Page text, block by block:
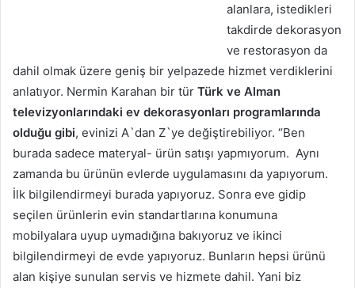
alanlara, istedikleri
takdirde dekorasyon
ve restorasyon da
dahil olmak üzere geniş bir yelpazede hizmet verdiklerini
anlatıyor. Nermin Karahan bir tür Türk ve Alman
televizyonlarındaki ev dekorasyonları programlarında
olduğu gibi, evinizi A`dan Z`ye değiştirebiliyor. “Ben
burada sadece materyal- ürün satışı yapmıyorum. Aynı
zamanda bu ürünün evlerde uygulamasını da yapıyorum.
İlk bilgilendirmeyi burada yapıyoruz. Sonra eve gidip
seçilen ürünlerin evin standartlarına konumuna
mobilyalara uyup uymadığına bakıyoruz ve ikinci
bilgilendirmeyi de evde yapıyoruz. Bunların hepsi ürünü
alan kişiye sunulan servis ve hizmete dahil. Yani biz